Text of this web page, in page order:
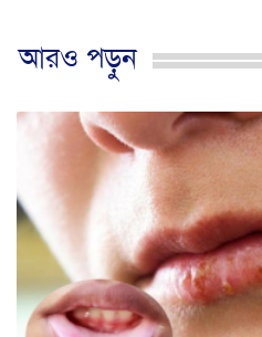
আরও পড়ুন